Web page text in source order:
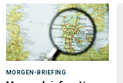
MORGEN-BRIEFING